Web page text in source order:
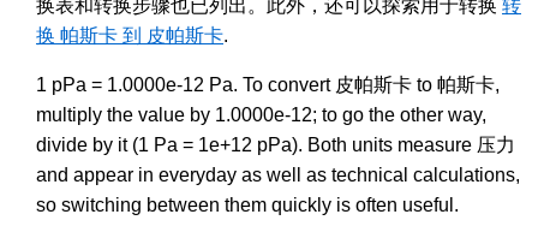
换表和转换步骤也已列出。此外，还可以探索用于转换 转
换 帕斯卡 到 皮帕斯卡.
1 pPa = 1.0000e-12 Pa. To convert 皮帕斯卡 to 帕斯卡,
multiply the value by 1.0000e-12; to go the other way,
divide by it (1 Pa = 1e+12 pPa). Both units measure 压力
and appear in everyday as well as technical calculations,
so switching between them quickly is often useful.